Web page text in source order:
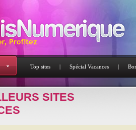
Top sites | Spécial Vacances |
SITES